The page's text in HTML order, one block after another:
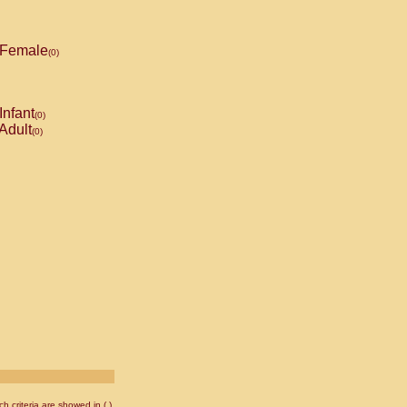
Female(0)
Infant(0)
(0)
criteria are showed in ( ).